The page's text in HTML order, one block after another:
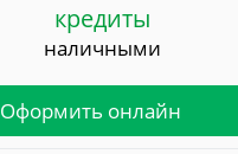
кредиты
наличными
Оформить онлайн